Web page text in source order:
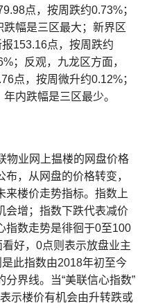
点，按周跌约0.73%；
幅是三区最大；新界区
153.16点，按周跌约
；反观，九龙区方面，
点，按周微升约0.12%；
内跌幅是三区最少。
物业网上揾楼的网盘价格
，从网盘的价格转变，
来楼价走势指标。指数上
会增；指数下跌代表减价
指数走势是徘徊于0至100
好，0点则表示放盘业主
此指数由2018年初至今
界线。当“美联信心指数”
示楼价有机会由升转跌或